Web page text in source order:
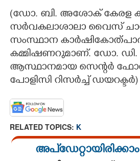
(ഡോ. ബി. അശോക് കേരള
സർവകലാശാലാ വൈസ്
സംസ്ഥാന
കമ്മിഷണറുമാണ്. ‌ഡോ. ഡി.
ആസ്ഥാനമായ സെന്റർ
പോളിസി റിസർച്ച് ഡയറക്ടർ)​
RELATED TOPICS: K